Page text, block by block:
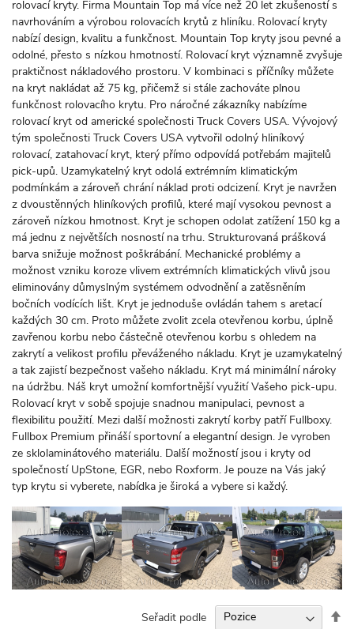
rolovací kryty. Firma Mountain Top má více než 20 let zkušeností s
navrhováním a výrobou rolovacích krytů z hliníku. Rolovací kryty
nabízí design, kvalitu a funkčnost. Mountain Top kryty jsou pevné a
odolné, přesto s nízkou hmotností. Rolovací kryt významně zvyšuje
praktičnost nákladového prostoru. V kombinaci s příčníky můžete
na kryt nakládat až 75 kg, přičemž si stále zachováte plnou
funkčnost rolovacího krytu. Pro náročné zákazníky nabízíme
rolovací kryt od americké společnosti Truck Covers USA. Vývojový
tým společnosti Truck Covers USA vytvořil odolný hliníkový
rolovací, zatahovací kryt, který přímo odpovídá potřebám majitelů
pick-upů. Uzamykatelný kryt odolá extrémním klimatickým
podmínkám a zároveň chrání náklad proti odcizení. Kryt je navržen
z dvoustěnných hliníkových profilů, které mají vysokou pevnost a
zároveň nízkou hmotnost. Kryt je schopen odolat zatížení 150 kg a
má jednu z největších nosností na trhu. Strukturovaná prášková
barva snižuje možnost poškrábání. Mechanické problémy a
možnost vzniku koroze vlivem extrémních klimatických vlivů jsou
eliminovány důmyslným systémem odvodnění a zatěsněním
bočních vodících lišt. Kryt je jednoduše ovládán tahem s aretací
každých 30 cm. Proto můžete zvolit zcela otevřenou korbu, úplně
zavřenou korbu nebo částečně otevřenou korbu s ohledem na
zakrytí a velikost profilu převáženého nákladu. Kryt je uzamykatelný
a tak zajistí bezpečnost vašeho nákladu. Kryt má minimální nároky
na údržbu. Náš kryt umožní komfortnější využití Vašeho pick-upu.
Rolovací kryt v sobě spojuje snadnou manipulaci, pevnost a
flexibilitu použití. Mezi další možnosti zakrytí korby patří Fullboxy.
Fullbox Premium přináší sportovní a elegantní design. Je vyroben
ze sklolaminátového materiálu. Další možností jsou i kryty od
společností UpStone, EGR, nebo Roxform. Je pouze na Vás jaký
typ krytu si vyberete, nabídka je široká a vybere si každý.
Seřadit podle